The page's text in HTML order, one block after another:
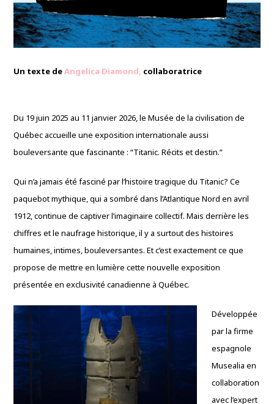
Un texte deAngelica Diamond, collaboratrice
Du 19 juin 2025 au 11 janvier 2026, le Musée de la civilisation de
Québec accueille une exposition internationale aussi
bouleversante que fascinante : “Titanic. Récits et destin.”
Qui n’a jamais été fasciné par l’histoire tragique du Titanic? Ce
paquebot mythique, qui a sombré dans l’Atlantique Nord en avril
1912, continue de captiver l’imaginaire collectif. Mais derrière les
chiffres et le naufrage historique, il y a surtout des histoires
humaines, intimes, bouleversantes. Et c’est exactement ce que
propose de mettre en lumière cette nouvelle exposition
présentée en exclusivité canadienne à Québec.
Développée
par la firme
espagnole
Musealia en
collaboration
avec l’expert